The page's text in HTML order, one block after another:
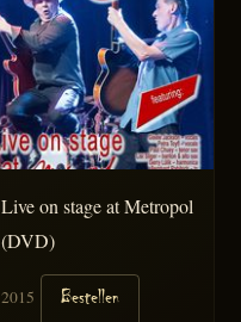
Live on stage at Metropol
(DVD)
2015 Bestellen